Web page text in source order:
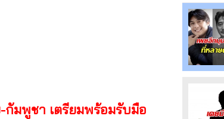
กัมพูชา เตรียมพร้อมรับมือ